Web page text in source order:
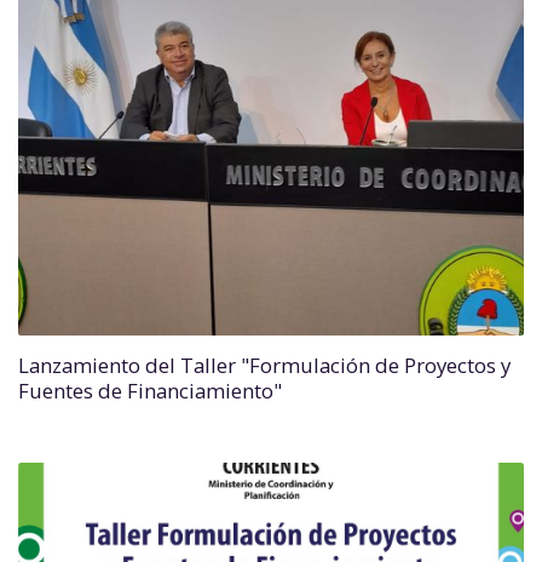
Lanzamiento del Taller "Formulación de Proyectos y
Fuentes de Financiamiento"